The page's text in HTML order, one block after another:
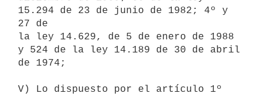
15.294 de 23 de junio de 1982; 4º y
27 de
la ley 14.629, de 5 de enero de 1988
y 524 de la ley 14.189 de 30 de abril
de 1974;
V) Lo dispuesto por el artículo 1º